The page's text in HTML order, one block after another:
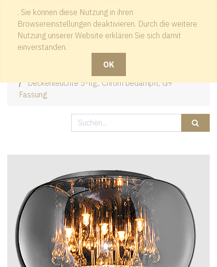
. Sie können diese Nutzung in ihren
Browsereinstellungen deaktivieren. Durch die weitere
Nutzung unserer Website erklären Sie sich damit
einverstanden.
OK
Kontakt
Deckenleuchte 5-flg., Chrom bedampft, G9
Fassung